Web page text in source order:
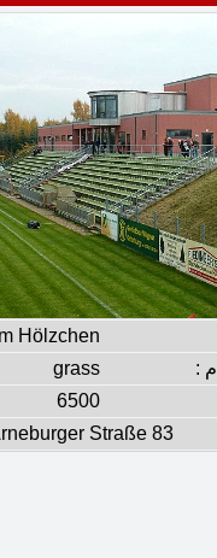
Hölzchen
:
grass
6500
Straße 83